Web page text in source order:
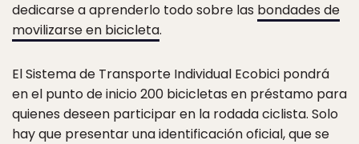
dedicarse a aprenderlo todo sobre las bondades de
movilizarse en bicicleta.
El Sistema de Transporte Individual Ecobici pondrá
en el punto de inicio 200 bicicletas en préstamo para
quienes deseen participar en la rodada ciclista. Solo
hay que presentar una identificación oficial, que se